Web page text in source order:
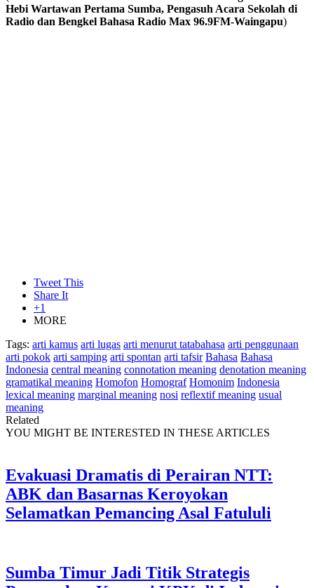
Hebi Wartawan Pertama Sumba, Pengasuh Acara Sekolah di
Radio dan Bengkel Bahasa Radio Max 96.9FM-Waingapu)
Tweet This
Share It
+1
MORE
Tags: arti kamus arti lugas arti menurut tatabahasa arti penggunaan
arti pokok arti samping arti spontan arti tafsir Bahasa Bahasa
Indonesia central meaning connotation meaning denotation meaning
gramatikal meaning Homofon Homograf Homonim Indonesia
lexical meaning marginal meaning nosi reflextif meaning usual
meaning
Related
YOU MIGHT BE INTERESTED IN THESE ARTICLES
Evakuasi Dramatis di Perairan NTT:
ABK dan Basarnas Keroyokan
Selamatkan Pemancing Asal Fatululi
Sumba Timur Jadi Titik Strategis